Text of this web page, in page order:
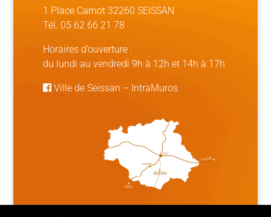
1 Place Carnot 32260 SEISSAN
Tél. 05 62 66 21 78
Horaires d’ouverture :
du lundi au vendredi 9h à 12h et 14h à 17h
Ville de Seissan – IntraMuros